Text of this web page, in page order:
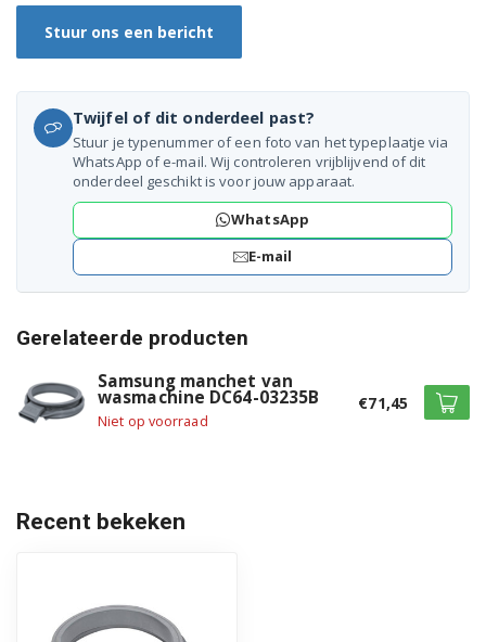
Stuur ons een bericht
Twijfel of dit onderdeel past?
Stuur je typenummer of een foto van het typeplaatje via
WhatsApp of e-mail. Wij controleren vrijblijvend of dit
onderdeel geschikt is voor jouw apparaat.
WhatsApp
E-mail
Gerelateerde producten
Samsung manchet van
wasmachine DC64-03235B
Niet op voorraad
€71,45
Recent bekeken